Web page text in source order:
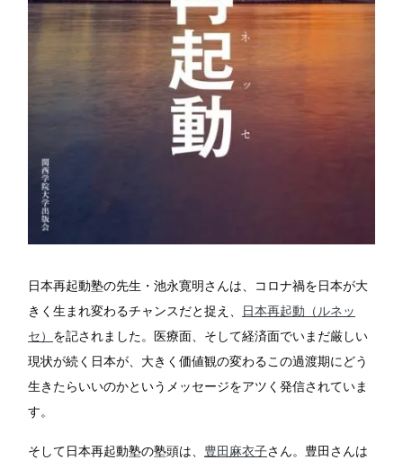
日本再起動塾の先生・池永寛明さんは、コロナ禍を日本が大
きく生まれ変わるチャンスだと捉え、
日本再起動（ルネッ
セ） を記されました。医療面、そして経済面でいまだ厳しい
現状が続く日本が、大きく価値観の変わるこの過渡期にどう
生きたらいいのかというメッセージをアツく発信されていま
す。
そして日本再起動塾の塾頭は、 豊田麻衣子さん。豊田さんは